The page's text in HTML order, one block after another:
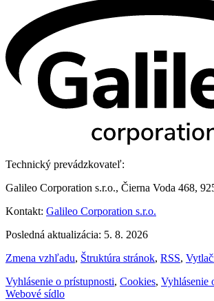
Technický prevádzkovateľ:
Galileo Corporation s.r.o., Čierna Voda 468,
Kontakt: Galileo Corporation s.r.o.
Posledná aktualizácia: 5. 8. 2026
Zmena vzhľadu, Štruktúra stránok, RSS,
Vyhlásenie o prístupnosti, Cookies, Vyhlásenie
Webové sídlo